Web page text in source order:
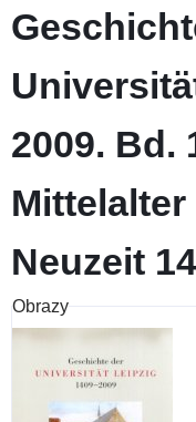
2009. Bd.
Neuzeit
Obrazy